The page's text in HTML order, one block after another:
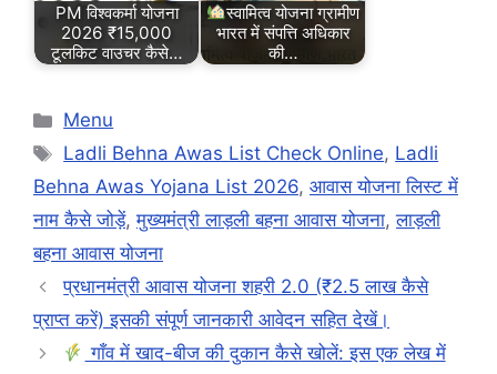
PM विश्वकर्मा योजना
2026 ₹15,000
टूलकिट वाउचर कैसे…
स्वामित्व योजना ग्रामीण
भारत में संपत्ति अधिकार
की…
Categories
Menu
Tags
Ladli Behna Awas List Check Online, Ladli
Behna Awas Yojana List 2026, आवास योजना लिस्ट में
नाम कैसे जोड़ें,मुख्यमंत्री लाड़ली बहना आवास योजना,लाड़ली
बहना आवास योजना
प्रधानमंत्री आवास योजना शहरी 2.0 (₹2.5 लाख कैसे
प्राप्त करें) इसकी संपूर्ण जानकारी आवेदन सहित देखें।
गाँव में खाद-बीज की दुकान कैसे खोलें: इस एक लेख में